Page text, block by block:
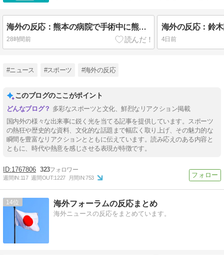
海外の反応：熊本の病院で手術中に熊本地震が発生、大揺れの中でも患者を守った医師たちの対応に海外大絶賛
28時間前 4日前
#ニュース #スポーツ #海外の反応
このブログのここがポイント
多彩なスポーツと文化、鮮烈なリアクション掲載
国内外の様々な出来事に鋭く光を当てる記事を提供しています。スポーツ
の熱狂や歴史的な資料、文化的な話題まで幅広く取り上げ、その魅力的な
瞬間を豊富なリアクションとともに伝えています。読み応えのある内容と
ともに、時代や熱意を感じさせる表現が特徴です。
1767806 323
週間IN:117 週間OUT:1227 月間IN:753
14 海外フォーラムの反応まとめ
海外ニュースの反応をまとめています。